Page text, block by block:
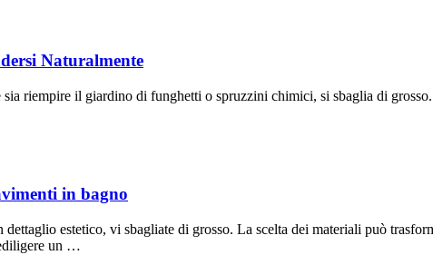
Naturalmente
riempire il giardino di funghetti o spruzzini chimici, si sbaglia di
in bagno
estetico, vi sbagliate di grosso. La scelta dei materiali può
un …